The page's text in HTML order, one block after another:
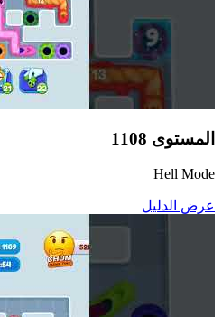
المستوى 1108
Hell Mode
عرض الدليل